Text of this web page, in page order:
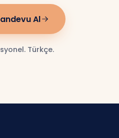
Al
Türkçe.